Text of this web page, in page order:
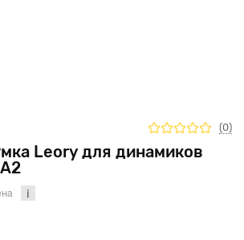
Leory для динамиков
(0)